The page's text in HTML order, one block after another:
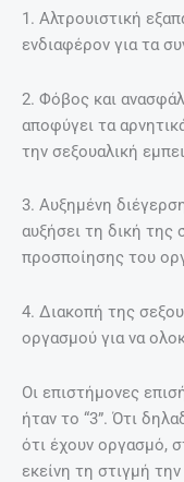
1. Αλτρουιστική
ενδιαφέρον για τα
2. Φόβος και
αποφύγει τα
την σεξουαλική
3. Αυξημένη
αυξήσει τη δική της
προσποίησης του
4. Διακοπή της
οργασμού για να
Οι επιστήμονες
ήταν το “3”. Ότι
ότι έχουν οργασμό,
εκείνη τη στιγμή